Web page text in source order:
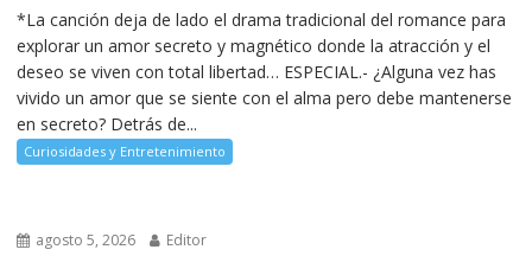
*La canción deja de lado el drama tradicional del romance para
explorar un amor secreto y magnético donde la atracción y el
deseo se viven con total libertad… ESPECIAL.- ¿Alguna vez has
vivido un amor que se siente con el alma pero debe mantenerse
en secreto? Detrás de...
Curiosidades y Entretenimiento
agosto 5, 2026 Editor